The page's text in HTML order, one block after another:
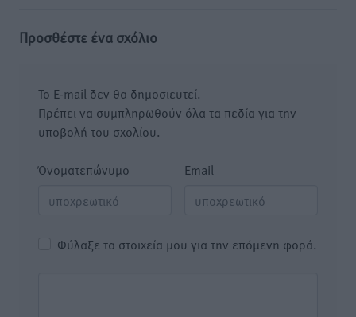
Προσθέστε ένα σχόλιο
Το E-mail δεν θα δημοσιευτεί.
Πρέπει να συμπληρωθούν όλα τα πεδία για την
υποβολή του σχολίου.
Όνοματεπώνυμο Email
Φύλαξε τα στοιχεία μου για την επόμενη φορά.